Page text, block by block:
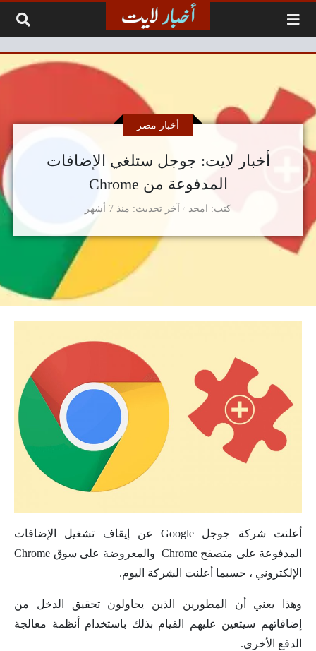
أخبار لايت: جوجل ستلغي الإضافات
المدفوعة من Chrome
كتب امجد
أخبار مصر
آخر تحديث منذ 7 أشهر
أعلنت شركة جوجل Google عن إيقاف تشغيل الإضافات
المدفوعة على متصفح Chrome والمعروضة على سوق Chrome
الإلكتروني ، حسبما أعلنت الشركة اليوم.
وهذا يعني أن المطورين الذين يحاولون تحقيق الدخل من
إضافاتهم سيتعين عليهم القيام بذلك باستخدام أنظمة معالجة
الدفع الأخرى.